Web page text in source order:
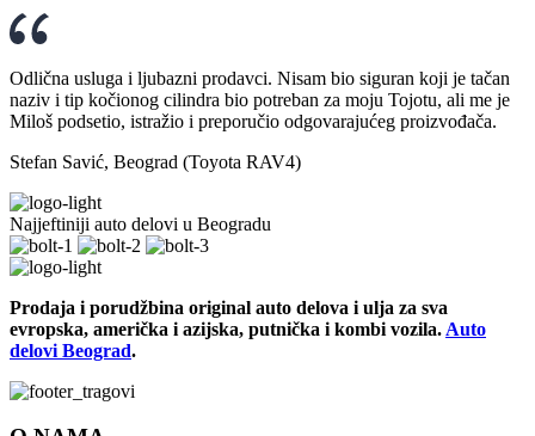
Odlična usluga i ljubazni prodavci. Nisam bio siguran koji je tačan
naziv i tip kočionog cilindra bio potreban za moju Tojotu, ali me je
Miloš podsetio, istražio i preporučio odgovarajućeg proizvođača.
Stefan Savić, Beograd (Toyota RAV4)
Najjeftiniji auto delovi u Beogradu
Prodaja i porudžbina original auto delova i ulja za sva
evropska, američka i azijska, putnička i kombi vozila. Auto
delovi Beograd.